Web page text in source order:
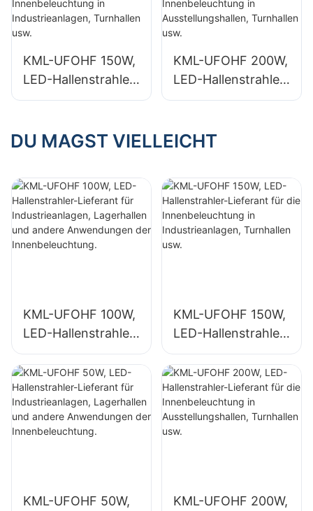
andere
Anwendungen der
andere
Anwendungen der
KML-UFOHF 150W,
LED-Hallenstrahler-
Lieferant für die
in Industrieanlagen,
KML-UFOHF 200W,
LED-Hallenstrahler-
Lieferant für die
in
Turnhallen usw.
DU MAGST VIELLEICHT
KML-UFOHF 100W,
LED-Hallenstrahler-
Lieferant für
Industrieanlagen,
Lagerhallen und
andere
Anwendungen der
KML-UFOHF 150W,
LED-Hallenstrahler-
Lieferant für die
Innenbeleuchtung
in Industrieanlagen,
Turnhallen usw.
KML-UFOHF 50W,
KML-UFOHF 200W,